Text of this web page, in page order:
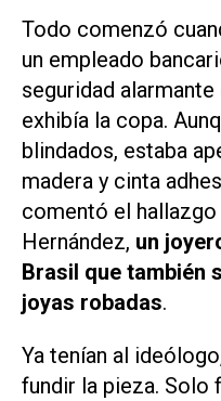
Todo comenzó
un empleado
seguridad
exhibía la copa.
blindados, estaba
madera y cinta
comentó el hallazgo
Hernández, un
Brasil que también
joyas robadas.
Ya tenían al
fundir la pieza. Solo